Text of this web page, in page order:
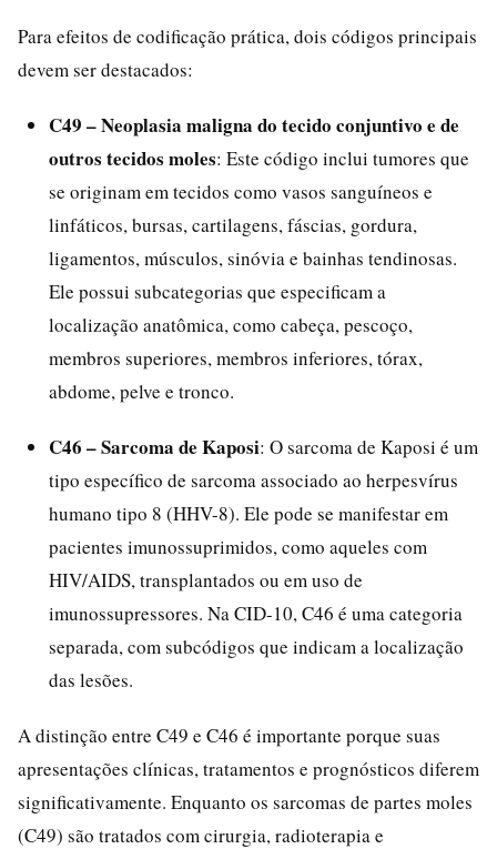
Para efeitos de codificação prática, dois códigos principais
devem ser destacados:
C49 – Neoplasia maligna do tecido conjuntivo e de
outros tecidos moles: Este código inclui tumores que
se originam em tecidos como vasos sanguíneos e
linfáticos, bursas, cartilagens, fáscias, gordura,
ligamentos, músculos, sinóvia e bainhas tendinosas.
Ele possui subcategorias que especificam a
localização anatômica, como cabeça, pescoço,
membros superiores, membros inferiores, tórax,
abdome, pelve e tronco.
C46 – Sarcoma de Kaposi: O sarcoma de Kaposi é um
tipo específico de sarcoma associado ao herpesvírus
humano tipo 8 (HHV-8). Ele pode se manifestar em
pacientes imunossuprimidos, como aqueles com
HIV/AIDS, transplantados ou em uso de
imunossupressores. Na CID-10, C46 é uma categoria
separada, com subcódigos que indicam a localização
das lesões.
A distinção entre C49 e C46 é importante porque suas
apresentações clínicas, tratamentos e prognósticos diferem
significativamente. Enquanto os sarcomas de partes moles
(C49) são tratados com cirurgia, radioterapia e